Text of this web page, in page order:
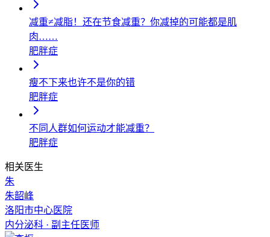
减重≠减脂！还在节食减重？你减掉的可能都是肌
肉……
肥胖症
瘦不下来也许不是你的错
肥胖症
不同人群如何运动才能减重？
肥胖症
相关医生
朱
朱韶峰
洛阳市中心医院
内分泌科 · 副主任医师